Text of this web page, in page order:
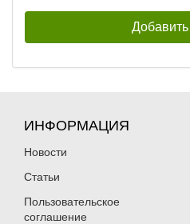
ИНФОРМАЦИЯ
Новости
Статьи
Пользовательское
соглашение